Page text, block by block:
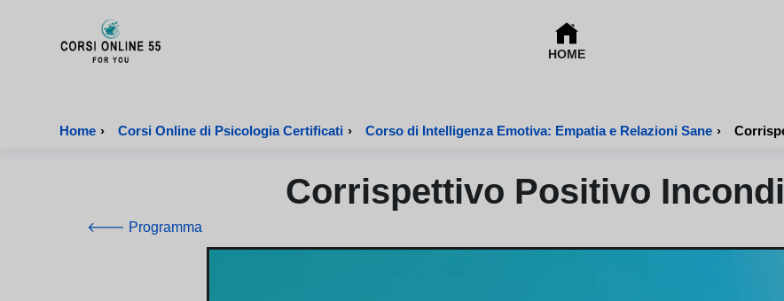
HOME
Home › Corsi Online di Psicologia Certificati › Corso di Intelligenza Emotiva: Empatia e Relazioni Sane ›
Corrispettivo Positivo
🡐 Programma